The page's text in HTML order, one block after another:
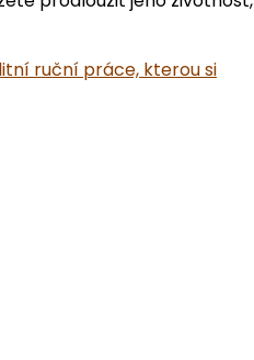
ruční práce, kterou si